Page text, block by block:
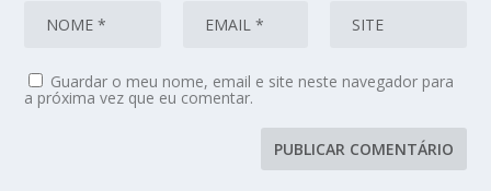
Guardar o meu nome, email e site neste navegador para
a próxima vez que eu comentar.